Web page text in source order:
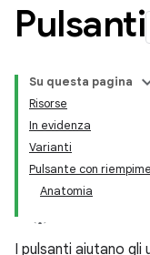
Pulsanti
Su questa pagina
Risorse
In evidenza
Varianti
Pulsante con
Anatomia
I pulsanti aiutano gli